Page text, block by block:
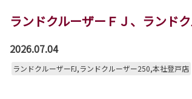
ランドクルーザーＦＪ、ランド
2026.07.04
ランドクルーザーFJ,ランドクルーザー250,本社登戸店